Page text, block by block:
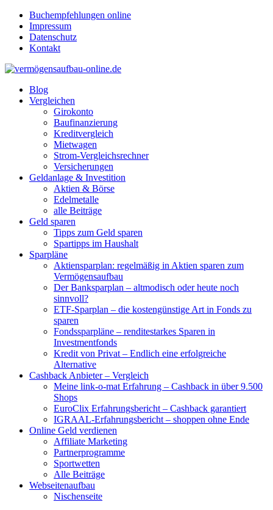
Buchempfehlungen online
Impressum
Datenschutz
Kontakt
Blog
Vergleichen
Girokonto
Baufinanzierung
Kreditvergleich
Mietwagen
Strom-Vergleichsrechner
Versicherungen
Geldanlage & Investition
Aktien & Börse
Edelmetalle
alle Beiträge
Geld sparen
Tipps zum Geld sparen
Spartipps im Haushalt
Sparpläne
Aktiensparplan: regelmäßig in Aktien sparen zum
Vermögensaufbau
Der Banksparplan – altmodisch oder heute noch
sinnvoll?
ETF-Sparplan – die kostengünstige Art in Fonds zu
sparen
Fondssparpläne – renditestarkes Sparen in
Investmentfonds
Kredit von Privat – Endlich eine erfolgreiche
Alternative
Cashback Anbieter – Vergleich
Meine link-o-mat Erfahrung – Cashback in über 9.500
Shops
EuroClix Erfahrungsbericht – Cashback garantiert
IGRAAL-Erfahrungsbericht – shoppen ohne Ende
Online Geld verdienen
Affiliate Marketing
Partnerprogramme
Sportwetten
Alle Beiträge
Webseitenaufbau
Nischenseite